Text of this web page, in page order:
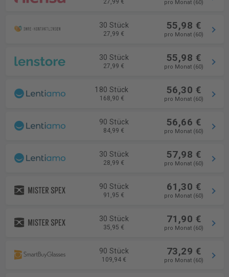
27,99 € pro Monat (60)
30 Stück
27,99 €
55,98 €
pro Monat (60)
30 Stück
27,99 €
55,98 €
pro Monat (60)
180 Stück
168,90 €
56,30 €
pro Monat (60)
90 Stück
84,99 €
56,66 €
pro Monat (60)
30 Stück
28,99 €
57,98 €
pro Monat (60)
90 Stück
91,95 €
61,30 €
pro Monat (60)
30 Stück
35,95 €
71,90 €
pro Monat (60)
90 Stück
109,94 €
73,29 €
pro Monat (60)